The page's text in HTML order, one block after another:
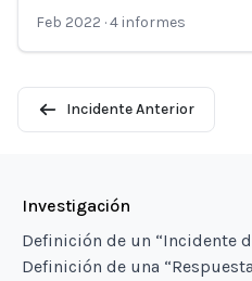
Feb 2022 ·4 informes
Incidente Anterior
Investigación
Definición de un “Incidente
Definición de una